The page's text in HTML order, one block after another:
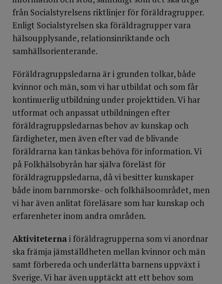
från Socialstyrelsens riktlinjer för föräldragrupper.
Enligt Socialstyrelsen ska föräldragrupper vara
hälsoupplysande, relationsinriktande och
samhällsorienterande.
Föräldragruppsledarna är i grunden tolkar, både
kvinnor och män, som vi har utbildat och som får
kontinuerlig utbildning under projekt­tiden. Vi har
utformat och anpassat utbildningen efter
föräldragruppsledarnas behov av kunskap och
färdigheter, men även efter vad de blivande
föräldrarna kan tänkas behöva för information. Vi
på Folkhälsobyrån har själva föreläst för
föräldragruppsledarna, då vi besitter kunskaper
både inom barnmorske- och folkhälsoområdet, men
vi har även anlitat föreläsare som har kunskap och
erfarenheter inom andra områden.
Aktiviteternai föräldragrupperna som vi anordnar
ska främja jämställdheten mellan kvinnor och män
samt förbereda och underlätta barnens uppväxt i
Sverige. Vi har även upptäckt att ett behov som